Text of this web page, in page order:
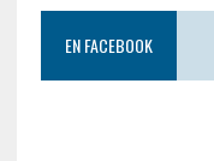
EN FACEBOOK